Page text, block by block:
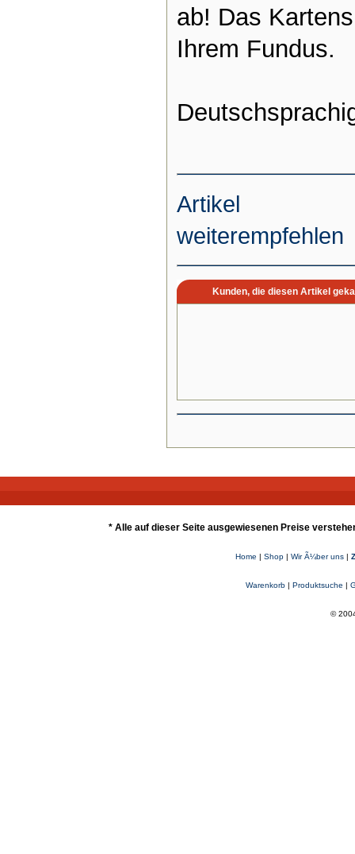
ab! Das
Ihrem Fundus.
Artikel
weiterempfehlen
Kunden, die diesen Artikel
* Alle auf dieser Seite ausgewiesenen Preise
Home | Shop| Wir Ã¼ber uns|
Warenkorb| Produktsuche |
©